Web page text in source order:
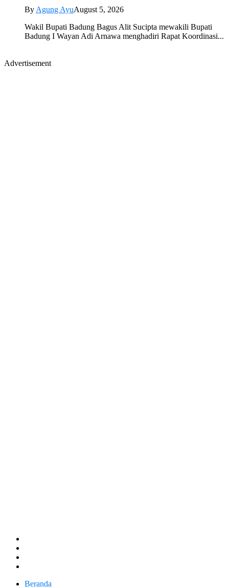
By Agung AyuAugust 5, 2026
Wakil Bupati Badung Bagus Alit Sucipta mewakili Bupati
Badung I Wayan Adi Arnawa menghadiri Rapat Koordinasi...
Advertisement
Beranda